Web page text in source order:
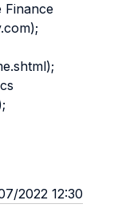
2022 12:30